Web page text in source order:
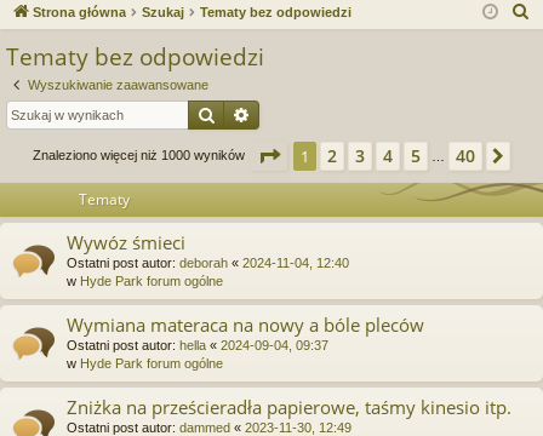
si
ę
Strona główna Szukaj Tematy bez odpowiedzi
Tematy bez odpowiedzi
Wyszukiwanie zaawansowane
SzukajWyszukiwanie zaawansowane
Znaleziono więcej niż 1000 wyników Strona z 40
1 2 3 4 5 40
Tematy
Wywóz śmieci
Ostatni post autor: deborah « 2024-11-04, 12:40
w Hyde Park forum ogólne
Wymiana materaca na nowy a bóle pleców
Ostatni post autor: hella « 2024-09-04, 09:37
w Hyde Park forum ogólne
Zniżka na prześcieradła papierowe, taśmy kinesio itp.
Ostatni post autor: dammed « 2023-11-30, 12:49